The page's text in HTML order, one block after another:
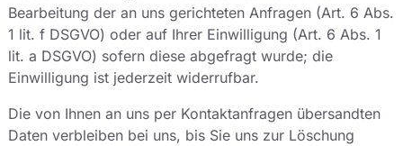
Bearbeitung der an uns gerichteten Anfragen (Art. 6 Abs.
1 lit. f DSGVO) oder auf Ihrer Einwilligung (Art. 6 Abs. 1
lit. a DSGVO) sofern diese abgefragt wurde; die
Einwilligung ist jederzeit widerrufbar.
Die von Ihnen an uns per Kontaktanfragen übersandten
Daten verbleiben bei uns, bis Sie uns zur Löschung